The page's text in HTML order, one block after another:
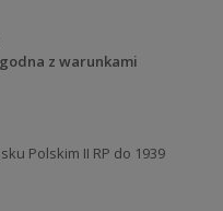
z warunkami
Polskim II RP do 1939